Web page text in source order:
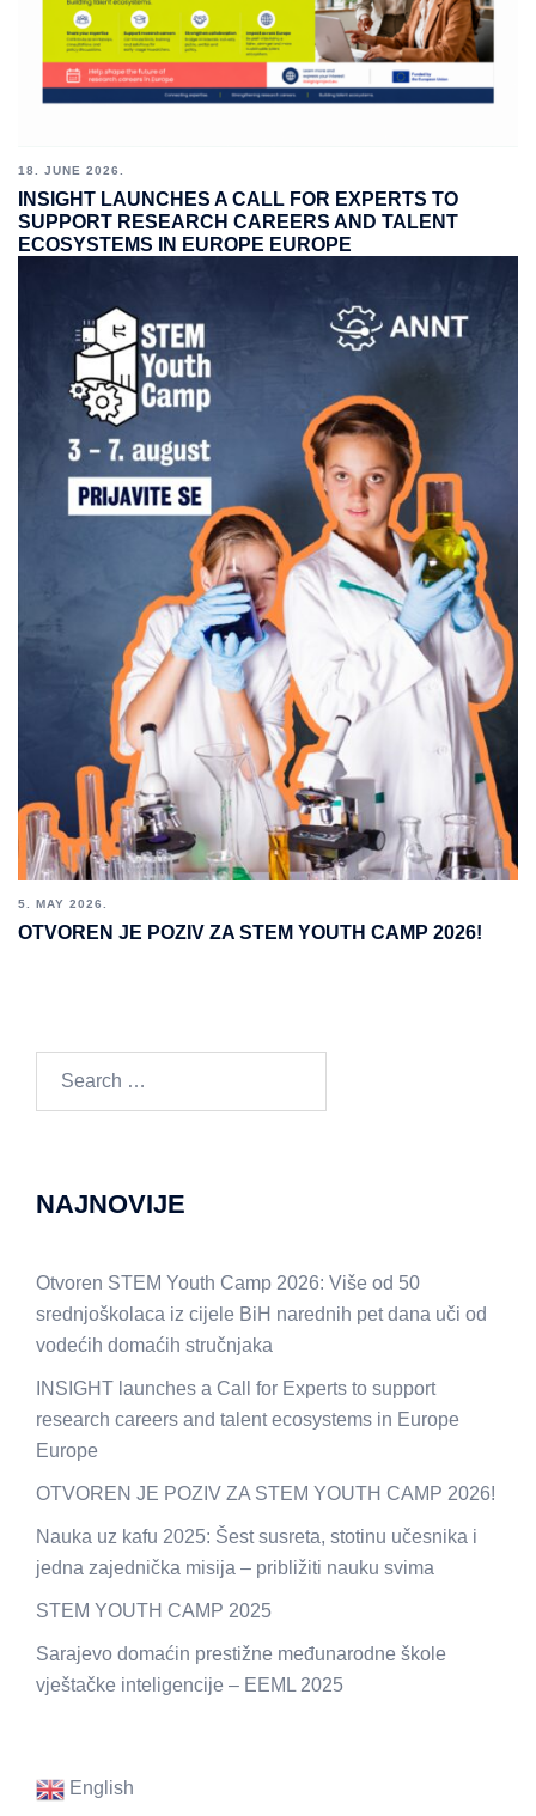
18. JUNE 2026.
INSIGHT LAUNCHES A CALL FOR EXPERTS TO
SUPPORT RESEARCH CAREERS AND TALENT
ECOSYSTEMS IN EUROPE EUROPE
5. MAY 2026.
OTVOREN JE POZIV ZA STEM YOUTH CAMP 2026!
NAJNOVIJE
Otvoren STEM Youth Camp 2026: Više od 50
srednjoškolaca iz cijele BiH narednih pet dana uči od
vodećih domaćih stručnjaka
INSIGHT launches a Call for Experts to support
research careers and talent ecosystems in Europe
Europe
OTVOREN JE POZIV ZA STEM YOUTH CAMP 2026!
Nauka uz kafu 2025: Šest susreta, stotinu učesnika i
jedna zajednička misija – približiti nauku svima
STEM YOUTH CAMP 2025
Sarajevo domaćin prestižne međunarodne škole
vještačke inteligencije – EEML 2025
English